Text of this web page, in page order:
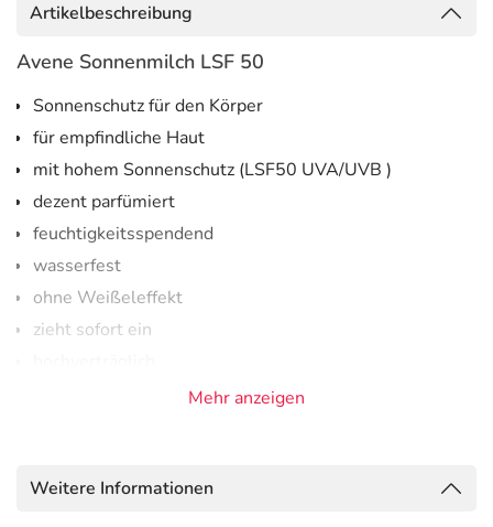
Artikelbeschreibung
Avene Sonnenmilch LSF 50
Sonnenschutz für den Körper
für empfindliche Haut
mit hohem Sonnenschutz (LSF50 UVA/UVB )
dezent parfümiert
feuchtigkeitsspendend
wasserfest
ohne Weißeleffekt
zieht sofort ein
für empfindliche Haut ohne Weißeleffekt.
Mehr anzeigen
Weitere Informationen